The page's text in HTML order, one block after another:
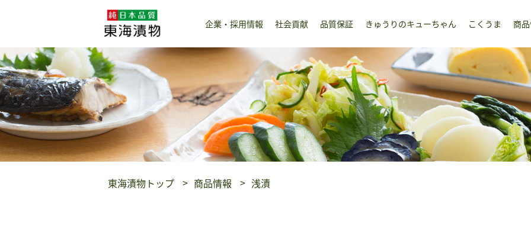
企業・採用情報 社会貢献 品質保証 きゅうりのキューちゃん こくうま 商
東海漬物トップ 商品情報 浅漬